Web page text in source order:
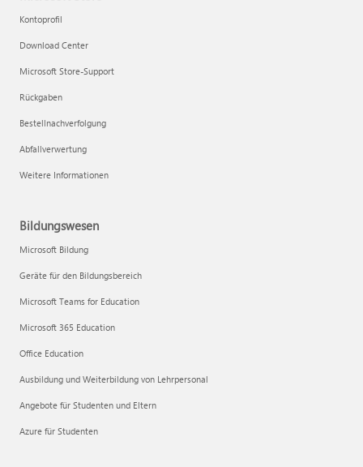
Kontoprofil
Download Center
Microsoft Store-Support
Rückgaben
Bestellnachverfolgung
Abfallverwertung
Weitere Informationen
Bildungswesen
Microsoft Bildung
Geräte für den Bildungsbereich
Microsoft Teams for Education
Microsoft 365 Education
Office Education
Ausbildung und Weiterbildung von Lehrpersonal
Angebote für Studenten und Eltern
Azure für Studenten